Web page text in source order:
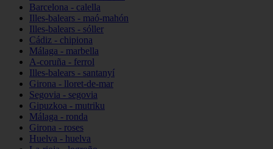
Barcelona - calella
Illes-balears - maó-mahón
Illes-balears - sóller
Cádiz - chipiona
Málaga - marbella
A-coruña - ferrol
Illes-balears - santanyí
Girona - lloret-de-mar
Segovia - segovia
Gipuzkoa - mutriku
Málaga - ronda
Girona - roses
Huelva - huelva